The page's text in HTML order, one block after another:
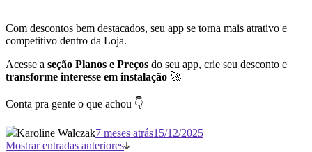
Com descontos bem destacados, seu app se torna mais atrativo e
competitivo dentro da Loja.
Acesse a seção Planos e Preços do seu app, crie seu desconto e
transforme interesse em instalação 🚀
Conta pra gente o que achou 👇
Karoline Walczak7 meses atrás15/12/2025
Mostrar entradas anteriores